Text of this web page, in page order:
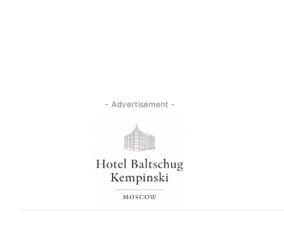
- Advertisement -